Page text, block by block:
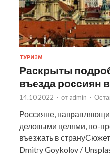
ТУРИЗМ
Раскрыты
въезда россиян
14.10.2022 - от admin -
Россияне,
деловыми целями, по-
въезжать в
Dmitry Goykolov /